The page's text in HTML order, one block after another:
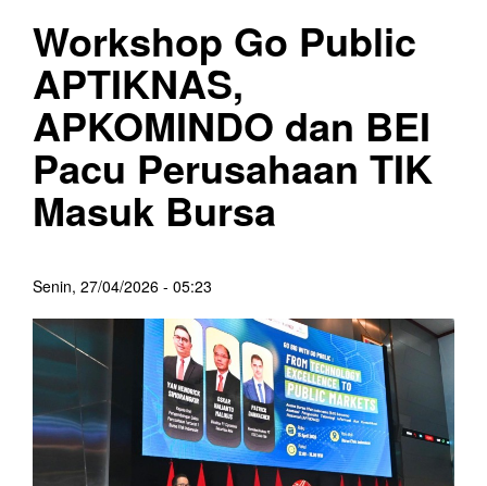
Workshop Go Public
APTIKNAS,
APKOMINDO dan BEI
Pacu Perusahaan TIK
Masuk Bursa
Senin, 27/04/2026 - 05:23